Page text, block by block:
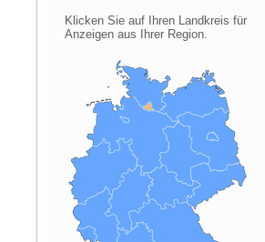
Klicken Sie auf Ihren Landkreis für
Anzeigen aus Ihrer Region.